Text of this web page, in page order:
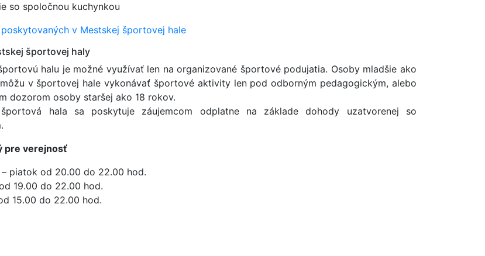
so spoločnou kuchynkou
v Mestskej športovej hale
športovej haly
halu je možné využívať len na organizované športové podujatia. Osoby mladšie ako
v športovej hale vykonávať športové aktivity len pod odborným pedagogickým, alebo
dozorom osoby staršej ako 18 rokov.
hala sa poskytuje záujemcom odplatne na základe dohody uzatvorenej so
pre verejnosť
piatok od 20.00 do 22.00 hod.
19.00 do 22.00 hod.
15.00 do 22.00 hod.